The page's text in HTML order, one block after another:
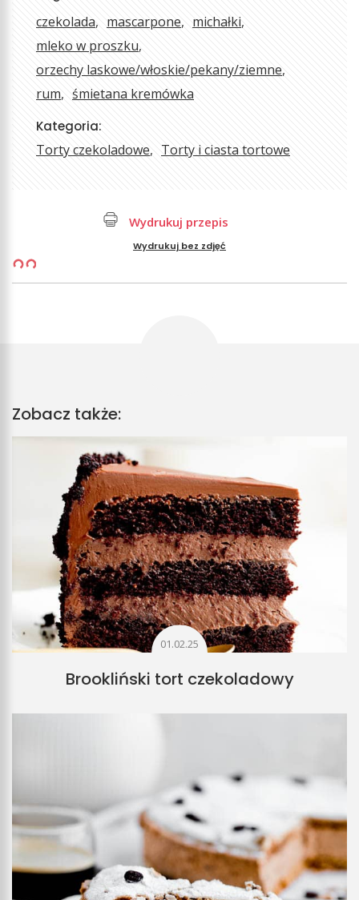
czekolada mascarpone
michałki
mleko w proszku
orzechy laskowe/włoskie/pekany/ziemne
rum
śmietana kremówka
Kategoria:
Torty czekoladowe Torty i ciasta tortowe
Wydrukuj przepis
Wydrukuj bez zdjęć
Zobacz także:
01.02.25
Brookliński tort czekoladowy